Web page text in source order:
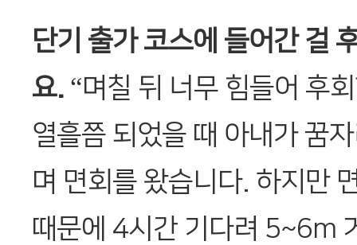
단기 출가 코스에 들어간 걸
요. “며칠 뒤 너무 힘들어 후
열흘쯤 되었을 때 아내가 꿈
며 면회를 왔습니다. 하지만
때문에 4시간 기다려 5~6m